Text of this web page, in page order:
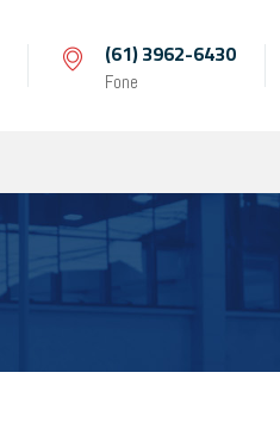
(61) 3962-6430
Fone